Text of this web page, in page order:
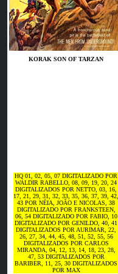
KORAK SON OF TARZAN
HQ 01, 02, 05, 07 DIGITALIZADO POR
WALDIR RABELLO, 08, 09, 19, 20, 24
DIGITALIZADOS POR NETTO, 03, 16,
17, 21, 29, 31, 32, 33, 35, 36, 37, 39, 42,
43 POR NÉIA, JOÃO E NICOLAS, 38
DIGITALIZADO POR FRANKSTEEN,
06, 54 DIGITALIZADO POR FABIO, 10
DIGITALIZADO POR GENILDO, 40, 41
DIGITALIZADOS POR AURIMAR, 22,
26, 27, 34, 44, 45, 48, 51, 52, 55, 56
DIGITALIZADOS POR CARLOS
MIRANDA, 04, 12, 13, 14, 18, 23, 28,
47, 53 DIGITALIZADOS POR
BARIBER, 11, 25, 30 DIGITALIZADOS
POR MAX